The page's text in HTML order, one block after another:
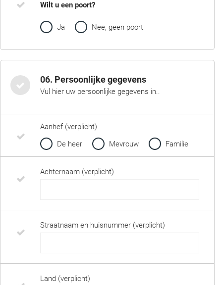
Wilt u een poort?
Ja Nee, geen poort
06. Persoonlijke gegevens
Vul hier uw persoonlijke gegevens in..
Aanhef (verplicht)
De heer
Mevrouw Familie
Achternaam (verplicht)
Straatnaam en huisnummer (verplicht)
Land (verplicht)